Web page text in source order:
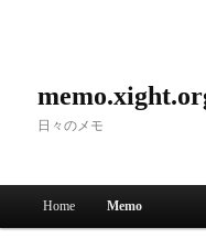
日々のメモ
Skip to primary content
Skip to secondary content
Home Memo